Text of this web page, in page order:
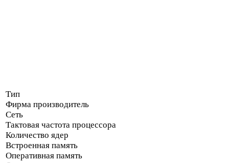
Тип
Фирма производитель
Сеть
Тактовая частота процессора
Количество ядер
Встроенная память
Оперативная память